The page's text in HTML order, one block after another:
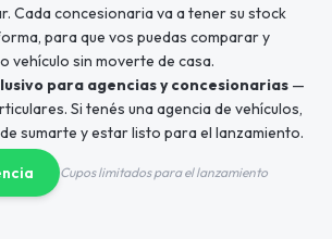
Cada concesionaria va a tener su stock
para que vos puedas comparar y
vehículo sin moverte de casa.
para agencias y concesionarias —
Si tenés una agencia de vehículos,
sumarte y estar listo para el lanzamiento.
Cupos limitados para el lanzamiento